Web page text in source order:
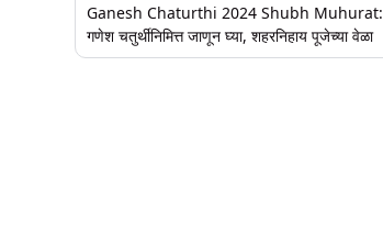
Ganesh Chaturthi 2024 Shubh Muhurat:
गणेश चतुर्थीनिमित्त जाणून घ्या, शहरनिहाय पूजेच्या वेळा